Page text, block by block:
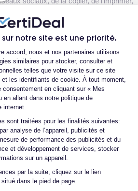
notre site est une priorité.
Gestion du
accord, nous et nos partenaires utilisons
similaires pour stocker, consulter et
telles que votre visite sur ce site
les identifiants de cookie. À tout moment,
consentement en cliquant sur « Mes
en allant dans notre politique de
internet.
sont traitées pour les finalités suivantes:
analyse de l’appareil, publicités et
de performance des publicités et du
et développement de services, stocker
sur un appareil.
par la suite, cliquez sur le lien
dans le pied de page.
Axeptio consent
Video", vous pouvez extraire
des images de vos vidéos sur votre
préservant la qualité de l'image d'origine.
pratique pour capturer et partager
de vos vidéos.
avec d'Autres
une image d'une vidéo sur iPhone, il
disponibles. Dans cette section, nous
importants à considérer lors de la
d'extraction : la qualité de l'image
partage et d'enregistrement.